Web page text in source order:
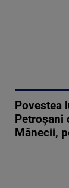
Povestea
Petroșani
Mânecii,